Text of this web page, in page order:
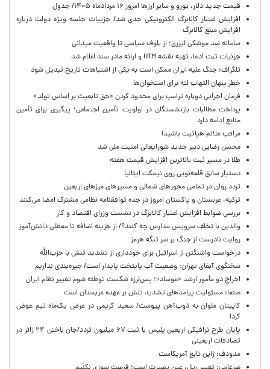
قیمت جدید دلار، یورو و سایر ارزها امروز ۱۶ مردادماه ۱۴۰۵/ جدول
افزایش اعتبار کالابرگ الکترونیکی جدی شد/ جزییات جلسه ویژه دولت درباره
افزایش مبلغ کالابرگ
سامانه ضد موشکی لیزری؛ از بلوف سیاسی تا واقعیت میدانی
جزئیات ثبت ادعا، تهیه نقشه UTM و ارائه مادر سند اعلام شد
تلگراف: جنگ علیه ایران ممکن است به یکی از اشتباهات تاریخ تبدیل شود
خطر پنهان التهاب لثه برای استخوان‌ها
فرمان اجرایی دوباره ترامپ برای محدود کردن «حق تابعیت بر اساس تولد»
پرداخت مطالبات بازنشستگان در اولویت تأمین اجتماعی؛ پیگیری برای تأمین
منابع ادامه دارد
مراقب علائم هپاتیت باشید!
محسن رضایی دبیر جدید شورایعالی امنیت ملی شد
طلا در مسیر ثبت بالاترین افزایش قیمت هفته
دستیار سابق قلعه‌نویی روی نیمکت ایتالیا
تردد روان در تمامی محورهای شمالی و مسیرهای مرزهای اربعین
ترکیه، عربستان و پاکستان امروز در جده توافقنامه نظامی مشترک امضا می‌کنند
بررسی ضوابط افزایش اعتبار کالابرگ در نشست وزرای اقتصاد و کار
والدین با تخلف سرویس مدارس چه کنند؟/ از هزینه اضافه تا معطلی دانش‌آموز
روایت نادرست از جنگ بر سَر تنگه هرمز
درخواست واشنگتن از اسرائیل برای خودداری از تشدید تنش با حزب‌الله
سخنگوی آبفای تهران: وضعیت آب پایتخت پایدار است/ جیره‌بندی نداریم
اخراج دو مأمور ارشد «موساد»؛ پس‌لرزه شکست توطئه شوم تغییر نظام ایران
صنعا: مسئولیت پیامدهای تشدید تنش بر عهده عربستان است
کاپیتان ملوان به ذوب‌آهن پیوست/ سعید کریمی در عرض یک‌ماه تیم عوض
کرد!
پایان طرح ترافیکی اربعین پلیس با ثبت ۶۷ میلیون تردد/جان باختن ۲۴ زائر در
تصادفات اربعینی
مدودف: ژاپن تابع آمریکاست